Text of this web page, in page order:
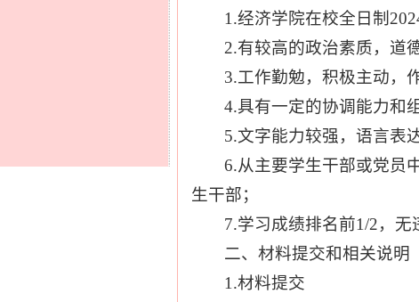
1.经济学院在校全日制
2.有较高的政治素质，道
3.工作勤勉，积极主动，
4.具有一定的协调能力和
5.文字能力较强，语言表
6.从主要学生干部或党员
生干部；
7.学习成绩排名前1/2，无
二、材料提交和相关说明
1.材料提交